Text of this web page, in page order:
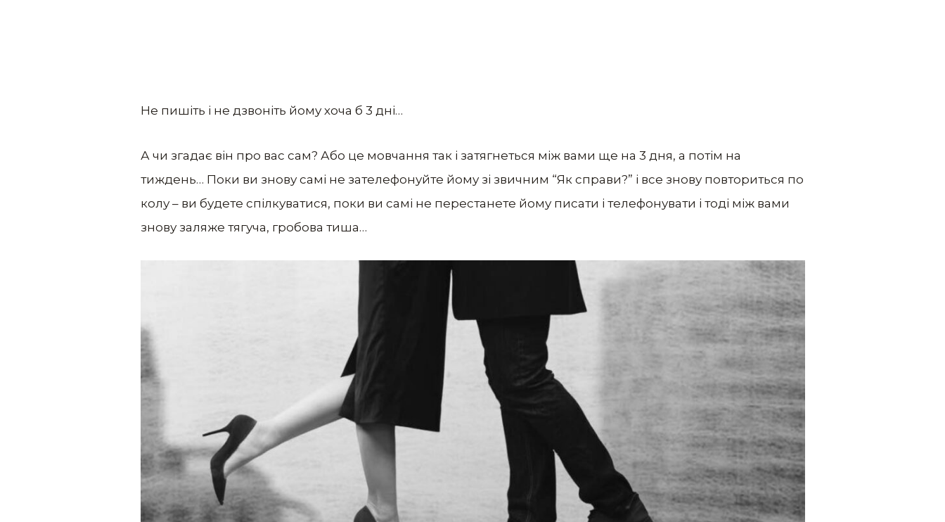
Не пишіть і не дзвоніть йому хоча б 3 дні…
А чи згадає він про вас сам? Або це мовчання так і затягнеться між вами ще на 3 дня, а потім на
тиждень… Поки ви знову самі не зателефонуйте йому зі звичним “Як справи?” і все знову повториться по
колу – ви будете спілкуватися, поки ви самі не перестанете йому писати і телефонувати і тоді між вами
знову заляже тягуча, гробова тиша…